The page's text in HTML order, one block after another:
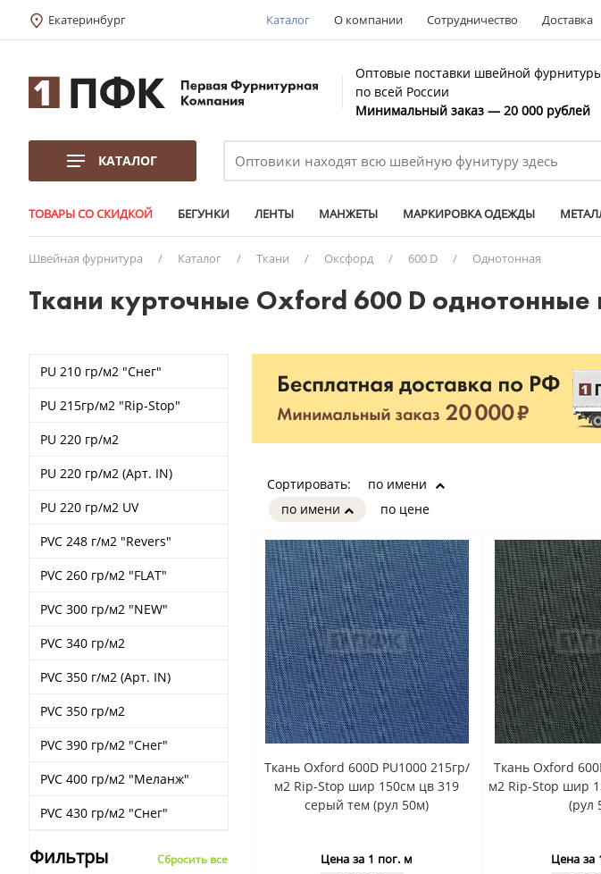
Екатеринбург Каталог О компании Сотрудничество Доставка
Оптовые поставки швейной
по всей России
Минимальный заказ — 20 000 рублей
КАТАЛОГ
ТОВАРЫ СО СКИДКОЙ БЕГУНКИ ЛЕНТЫ МАНЖЕТЫ МАРКИРОВКА ОДЕЖДЫ
Швейная фурнитура / Каталог / Ткани / Оксфорд / 600 D / Однотонная
Ткани курточные Oxford 600 D однотонные
PU 210 гр/м2 "Снег"
PU 215гр/м2 "Rip-Stop"
PU 220 гр/м2
PU 220 гр/м2 (Арт. IN)
PU 220 гр/м2 UV
PVC 248 г/м2 "Revers"
PVC 260 гр/м2 "FLAT"
PVC 300 гр/м2 "NEW"
PVC 340 гр/м2
PVC 350 г/м2 (Арт. IN)
PVC 350 гр/м2
PVC 390 гр/м2 "Снег"
PVC 400 гр/м2 "Меланж"
PVC 430 гр/м2 "Снег"
Фильтры Сбросить все
Сортировать:
по имени
по цене
по имени
Ткань Oxford 600D PU1000 215гр/
м2 Rip-Stop шир 150см цв 319
серый тем (рул 50м)
Цена за 1 пог. м
Ткань Oxford
м2 Rip-Stop шир
(рул
Цена за